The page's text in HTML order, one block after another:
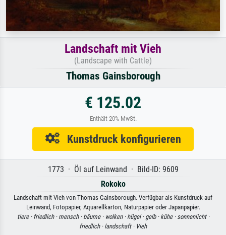
Landschaft mit Vieh
(Landscape with Cattle)
Thomas Gainsborough
€ 125.02
Enthält 20% MwSt.
Kunstdruck konfigurieren
1773 · Öl auf Leinwand · Bild-ID: 9609
Rokoko
Landschaft mit Vieh von Thomas Gainsborough. Verfügbar als Kunstdruck auf
Leinwand, Fotopapier, Aquarellkarton, Naturpapier oder Japanpapier.
tiere · friedlich · mensch · bäume · wolken · hügel · gelb · kühe · sonnenlicht ·
friedlich · landschaft · Vieh